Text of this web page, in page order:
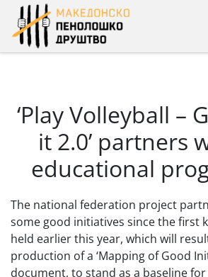
Skip
content
‘Play Volleyball –
it 2.0’ partners
educational
The national federation project
some good initiatives since the first
held earlier this year, which will
production of a ‘Mapping of Good
document, to stand as a baseline